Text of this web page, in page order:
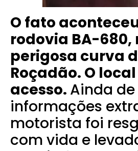
O fato
rodovia BA-680,
perigosa curva
Roçadão. O
acesso. Ainda
informações
motorista foi
com vida e